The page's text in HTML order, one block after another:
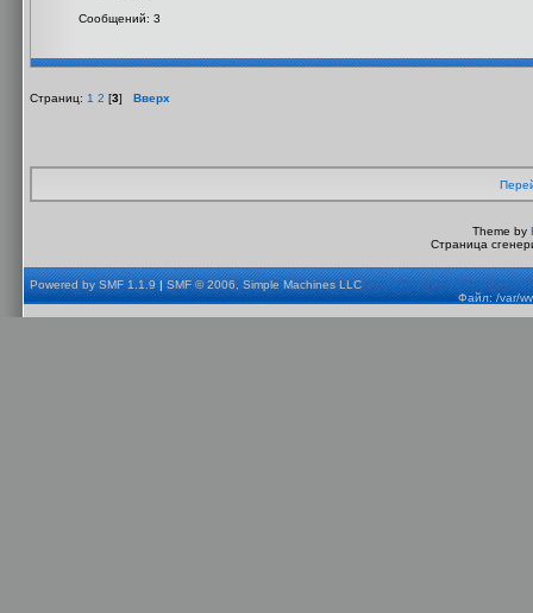
Сообщений: 3
Страниц: 1 2 [3] Вверх
Theme by
Страница
Powered by SMF 1.1.9|SMF © 2006, Simple Machines LLC
Файл: /var/